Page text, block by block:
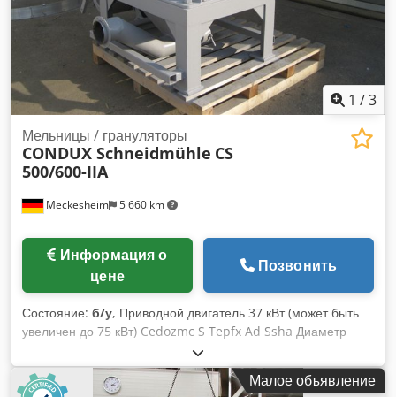
1 /3
Meckesheim 5 660 km
Мельницы / грануляторы
CONDUX Schneidmühle CS
500/600-IIA
цене
Позвонить
Состояние: б/у, Приводной двигатель 37 кВт (может быть
увеличен до 75 кВт) Cedozmc S Tepfx Ad Ssha Диаметр
ротора 500 мм Ширина 600 мм Диагональная резка 5
ножами Откидной корпус, с 2 статорными ножами, Входное
отверстие 500 x 600 мм
Малое объявление